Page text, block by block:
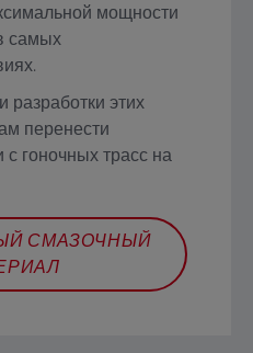
мощности
самых
этих
перенести
гоночных трасс на
СМАЗОЧНЫЙ